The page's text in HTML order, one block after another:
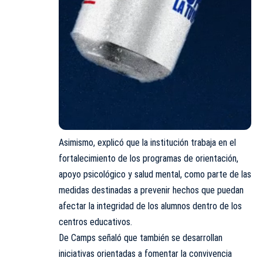
Asimismo, explicó que la institución trabaja en el
fortalecimiento de los programas de orientación,
apoyo psicológico y salud mental, como parte de las
medidas destinadas a prevenir hechos que puedan
afectar la integridad de los alumnos dentro de los
centros educativos.
De Camps señaló que también se desarrollan
iniciativas orientadas a fomentar la convivencia